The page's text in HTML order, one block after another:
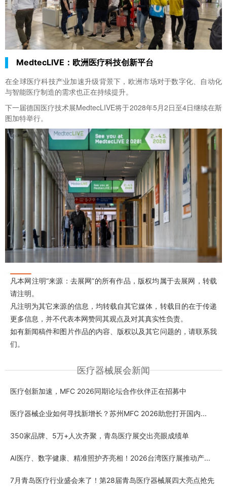
MedtecLIVE：欧洲医疗科技创新平台
在全球医疗科技产业加速升级背景下，欧洲市场对于数字化、自动化
与智能医疗制造的需求也正在持续提升。
下一届德国医疗技术展MedtecLIVE将于2028年5月2日至4日继续在斯
图加特举行。
凡本网注明“来源：去展网”的所有作品，版权均属于去展网，转载
请注明。
凡注明为其它来源的信息，均转载自其它媒体，转载目的在于传递
更多信息，并不代表本网赞同其观点及对其真实性负责。
如有新闻稿件和图片作品的内容、版权以及其它问题的，请联系我
们。
医疗器械展会新闻
医疗创新加速，MFC 2026同期论坛合作伙伴正在招募中
医疗器械企业如何寻找新增长？苏州MFC 2026助您打开国内...
350家品牌、5万+人次齐聚，青岛医疗展交出亮眼成绩单
AI医疗、数字健康、精准照护齐亮相！2026台湾医疗展推动产...
7月青岛医疗行业盛会来了！第28届青岛医疗器械展四大亮点抢先